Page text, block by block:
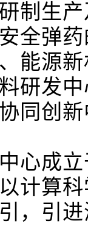
制生
全弹
能源
研发
同创
心成
计算
，引